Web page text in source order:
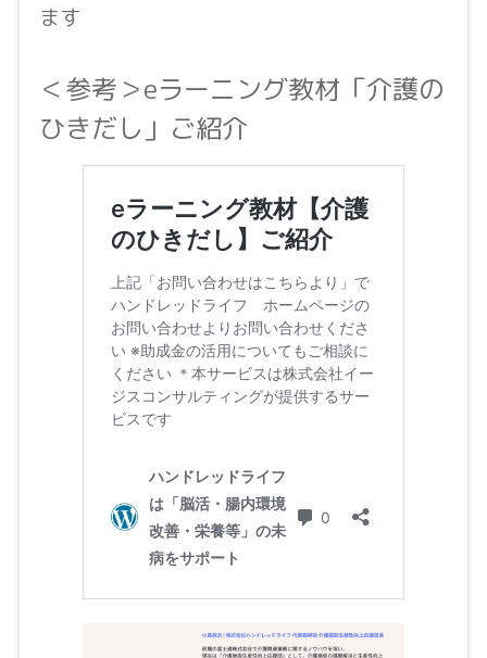
ます
＜参考＞eラーニング教材「介護の
ひきだし」ご紹介